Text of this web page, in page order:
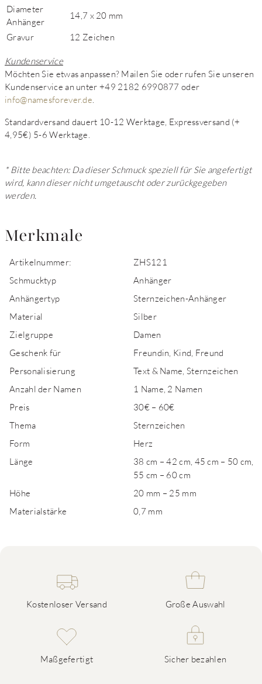
Diameter
Anhänger
14,7 x 20 mm
Gravur 12 Zeichen
Kundenservice
Möchten Sie etwas anpassen? Mailen Sie oder rufen Sie unseren
Kundenservice an unter +49 2182 6990877 oder
info@namesforever.de
Standardversand dauert 10-12 Werktage, Expressversand (+
4,95€) 5-6 Werktage.
* Bitte beachten: Da dieser Schmuck speziell für Sie angefertigt
wird, kann dieser nicht umgetauscht oder zurückgegeben
werden.
Merkmale
Artikelnummer:
ZHS121
Schmucktyp
Anhänger
Anhängertyp
Sternzeichen-Anhänger
Material
Silber
Zielgruppe
Damen
Geschenk für
Freundin, Kind, Freund
Personalisierung
Text & Name, Sternzeichen
Anzahl der Namen
1 Name, 2 Namen
Preis
30€ – 60€
Thema
Sternzeichen
Form
Herz
Länge
38 cm – 42 cm, 45 cm – 50 cm,
55 cm – 60 cm
Höhe
20 mm – 25 mm
Materialstärke
0,7 mm
Kostenloser Versand Große Auswahl
Maßgefertigt Sicher bezahlen